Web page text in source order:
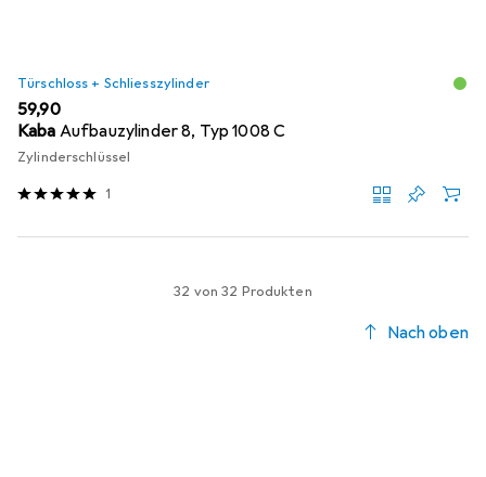
Türschloss + Schliesszylinder
EUR
59,90
Kaba Aufbauzylinder 8, Typ 1008 C
Zylinderschlüssel
1
32 von 32 Produkten
Nach oben